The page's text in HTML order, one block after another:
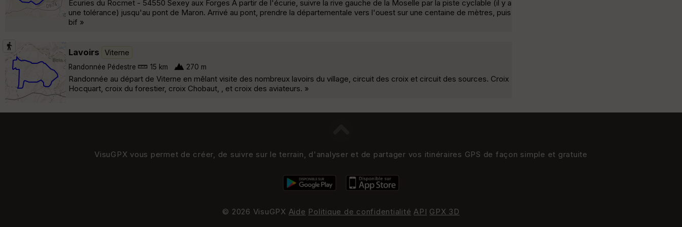
Ecuries du Rocmet - 54550 Sexey aux Forges A partir de l'écurie, suivre la rive gauche de la Moselle par la piste cyclable (il y a
une tolérance) jusqu'au pont de Maron. Arrivé au pont, prendre la départementale vers l'ouest sur une centaine de mètres, puis
bif »
Lavoirs Viterne
Randonnée Pédestre 15 km 270 m
Randonnée au départ de Viterne en mêlant visite des nombreux lavoirs du village, circuit des croix et circuit des sources. Croix
Hocquart, croix du forestier, croix Chobaut, , et croix des aviateurs. »
VisuGPX vous permet de créer, de suivre sur le terrain, d'analyser et de partager vos itinéraires GPS de façon simple et gratuite
© 2026 VisuGPX Aide Politique de confidentialité API GPX 3D